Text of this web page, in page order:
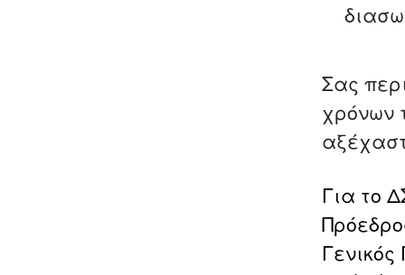
Σας
χρόνων
Για το